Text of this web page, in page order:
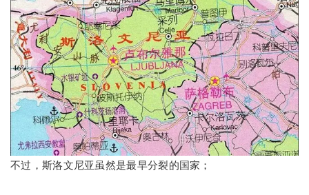
不过，斯洛文尼亚虽然是最早分裂的国家；